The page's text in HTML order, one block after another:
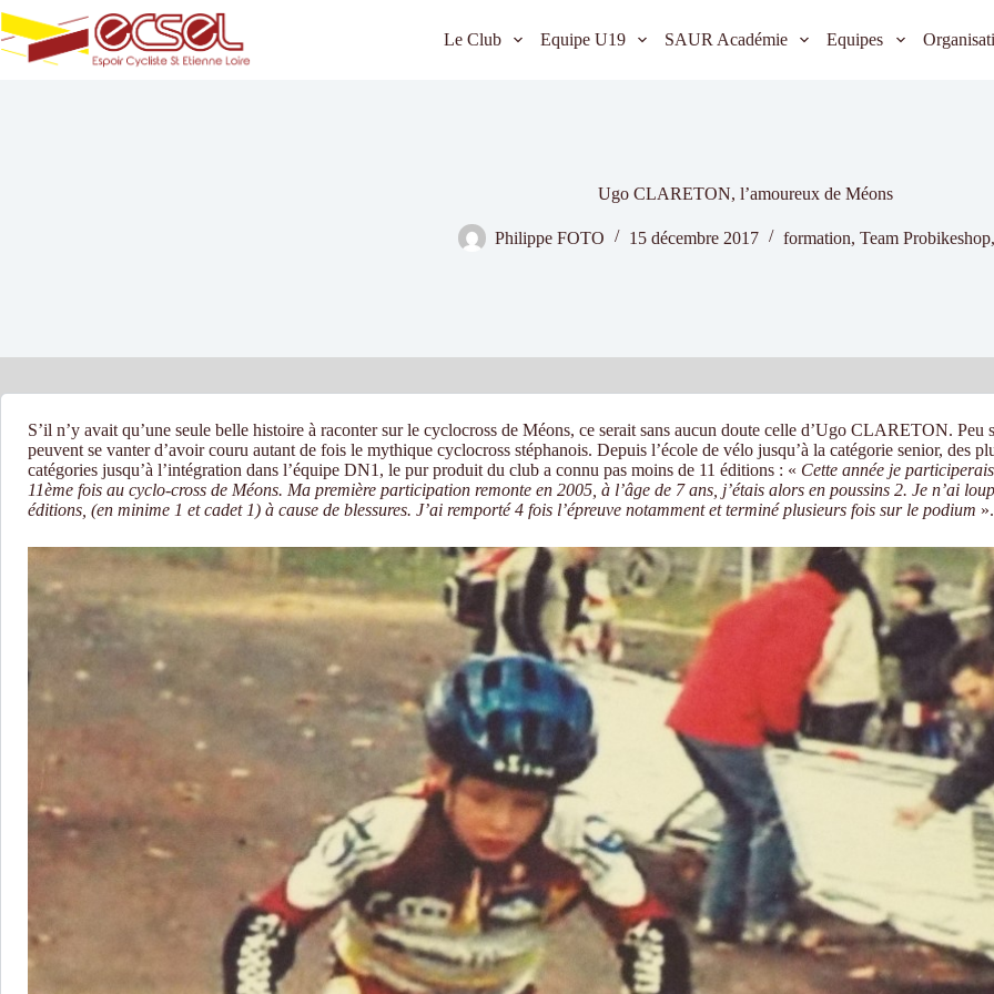
Passer
au
contenu
Le Club Equipe U19 SAUR Académie Equipes
Ugo CLARETON, l’amoureux de Méons
Philippe FOTO 15 décembre 2017 formation, Team Probikeshop,
S’il n’y avait qu’une seule belle histoire à raconter sur le cyclocross de Méons, ce serait sans aucun doute celle d’Ugo CLARETON. Peu
peuvent se vanter d’avoir couru autant de fois le mythique cyclocross stéphanois. Depuis l’école de vélo jusqu’à la catégorie senior, des
catégories jusqu’à l’intégration dans l’équipe DN1, le pur produit du club a connu pas moins de 11 éditions : « Cette année je
11ème fois au cyclo-cross de Méons. Ma première participation remonte en 2005, à l’âge de 7 ans, j’étais alors en poussins 2. Je n’ai
éditions, (en minime 1 et cadet 1) à cause de blessures. J’ai remporté 4 fois l’épreuve notamment et terminé plusieurs fois sur le podium ».